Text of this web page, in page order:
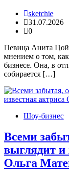
sketchie
31.07.2026
0
Певица Анита Цой
мнением о том,
бизнесе. Она, в
собирается […]
Шоу-бизнес
Всеми
выглядит и
Ольга